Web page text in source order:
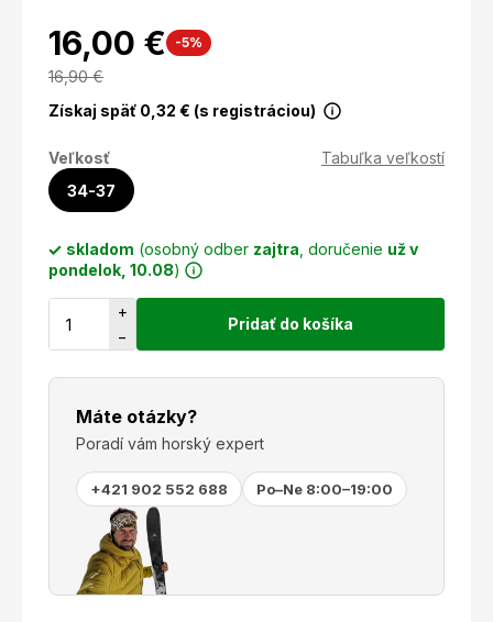
16,00 € -5%
16,90€
Získaj späť 0,32 € (s registráciou)
Veľkosť
Tabuľka veľkostí
34-37
skladom (osobný odber zajtra , doručenie už v
pondelok, 10.08)
+
−
Pridať do košíka
Máte otázky?
Poradí vám horský expert
+421 902 552 688 Po–Ne 8:00–19:00